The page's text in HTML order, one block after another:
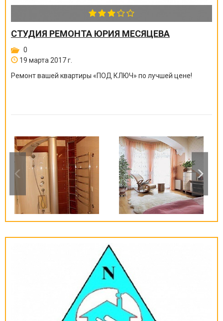
СТУДИЯ РЕМОНТА ЮРИЯ МЕСЯЦЕВА
0
19 марта 2017 г.
Ремонт вашей квартиры «ПОД КЛЮЧ» по лучшей цене!